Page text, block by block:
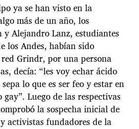
ya se han visto en la
más de un año, los
y Alejandro Lanz, estudiantes
los Andes, habían sido
Grindr, por una persona
decía: “les voy echar ácido
lo que es ser feo y estar en
gay”. Luego de las respectivas
la sospecha inicial de
activistas fundadores de la